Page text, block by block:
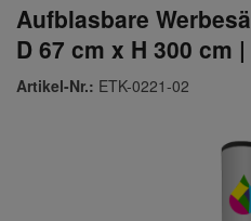
Aufblasbare
D 67 cm x H 300 cm
Artikel-Nr.: ETK-0221-02